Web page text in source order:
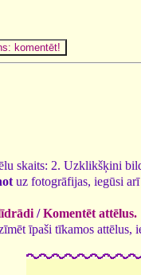
skaits: 2. Uzklikšķini
uz fotogrāfijas, iegūsi arī
/Komentēt attēlus.
īpaši tīkamos